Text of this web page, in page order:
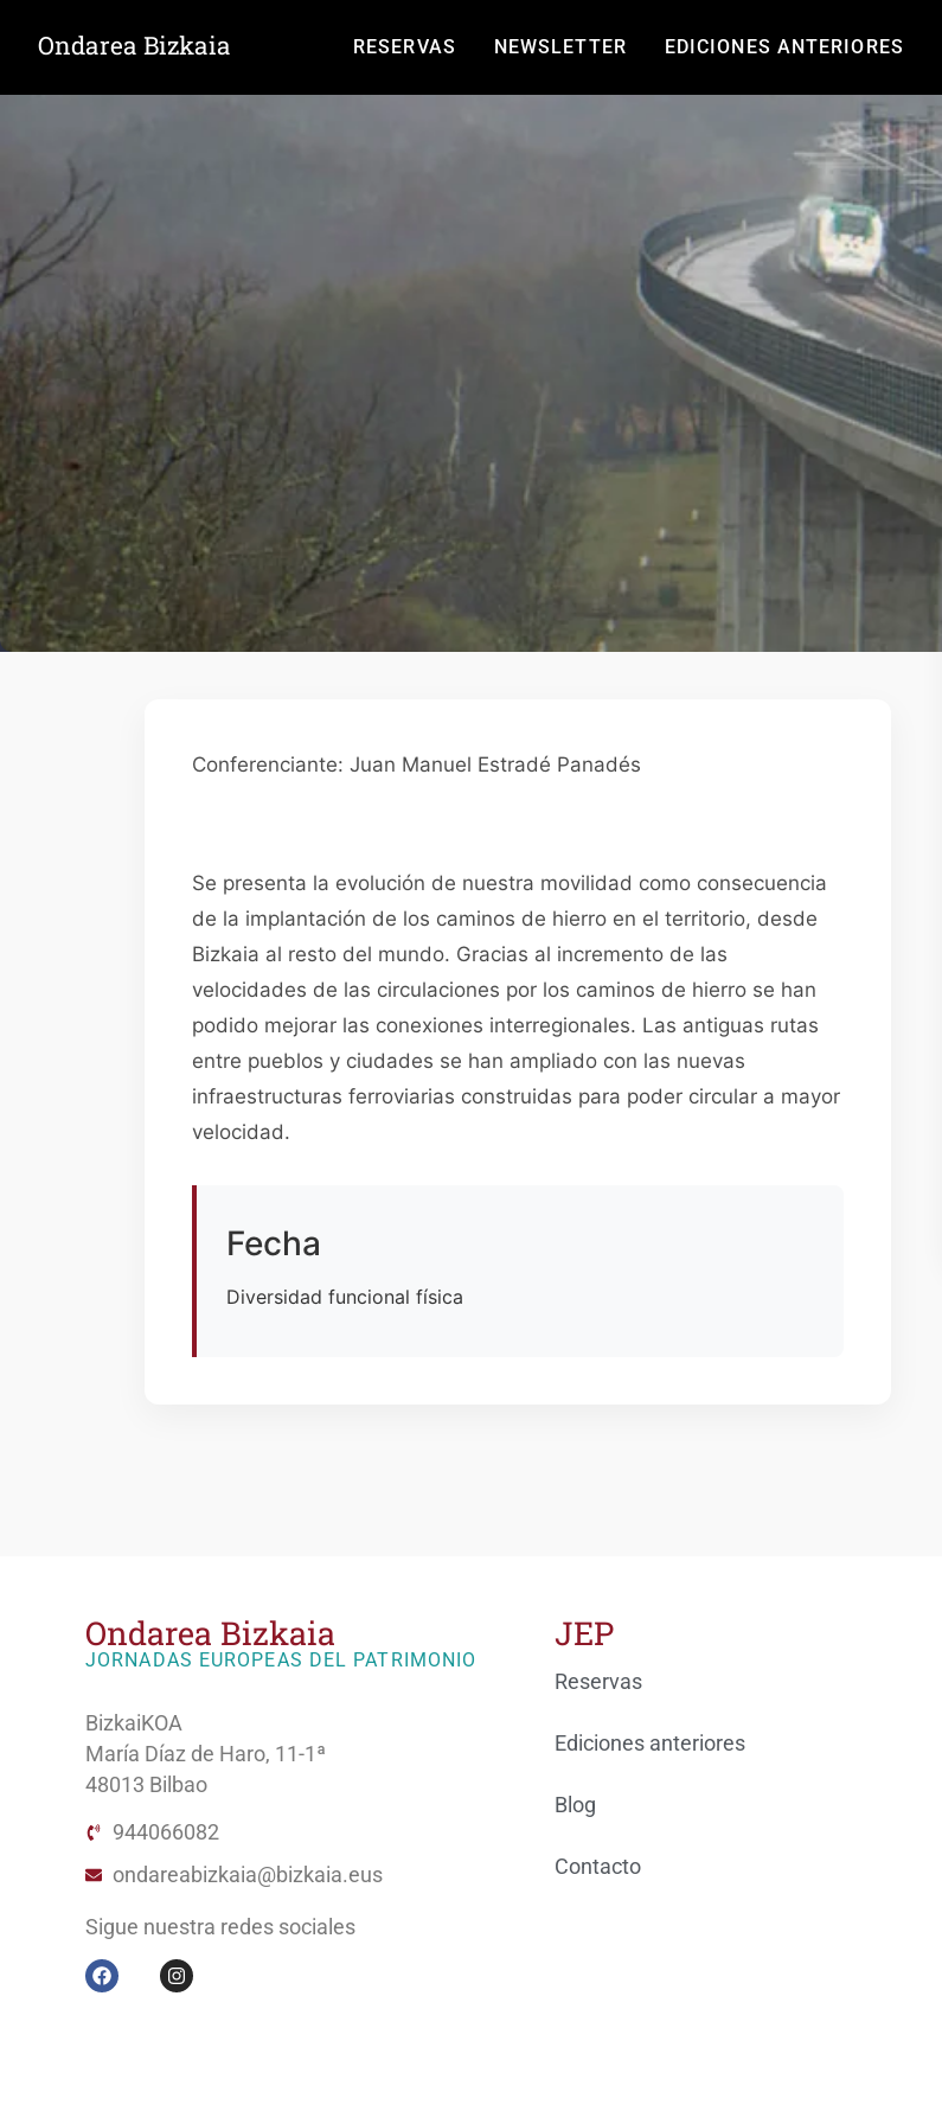
Ondarea Bizkaia RESERVAS NEWSLETTER EDICIONES ANTERIORES
Conferenciante: Juan Manuel Estradé Panadés
Se presenta la evolución de nuestra movilidad como consecuencia
de la implantación de los caminos de hierro en el territorio, desde
Bizkaia al resto del mundo. Gracias al incremento de las
velocidades de las circulaciones por los caminos de hierro se han
podido mejorar las conexiones interregionales. Las antiguas rutas
entre pueblos y ciudades se han ampliado con las nuevas
infraestructuras ferroviarias construidas para poder circular a mayor
velocidad.
Fecha
Diversidad funcional física
Ondarea Bizkaia
JORNADAS EUROPEAS DEL PATRIMONIO
BizkaiKOA
María Díaz de Haro, 11-1ª
48013 Bilbao
944066082
ondareabizkaia@bizkaia.eus
Sigue nuestra redes sociales
JEP
Reservas
Ediciones anteriores
Blog
Contacto